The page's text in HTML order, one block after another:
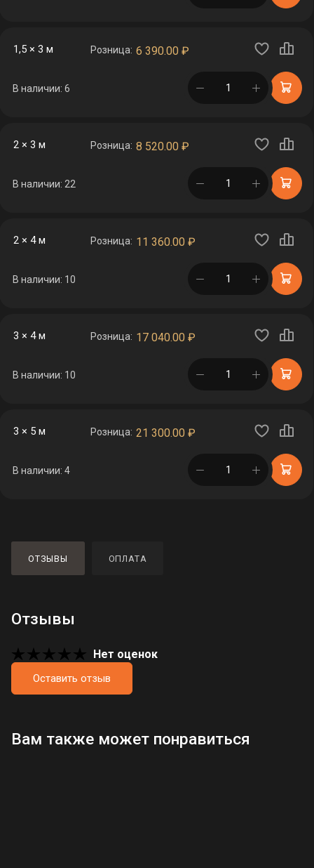
1,5 × 3 м Розница: 6 390.00 ₽
В наличии: 6 в корзине
2 × 3 м Розница: 8 520.00 ₽
В наличии: 22 в корзине
2 × 4 м Розница: 11 360.00 ₽
В наличии: 10 в корзине
3 × 4 м Розница: 17 040.00 ₽
В наличии: 10 в корзине
3 × 5 м Розница: 21 300.00 ₽
В наличии: 4 в корзине
ОТЗЫВЫ ОПЛАТА
Отзывы
Нет оценок
Оставить отзыв
Загрузка отзывов...
Вам также может понравиться